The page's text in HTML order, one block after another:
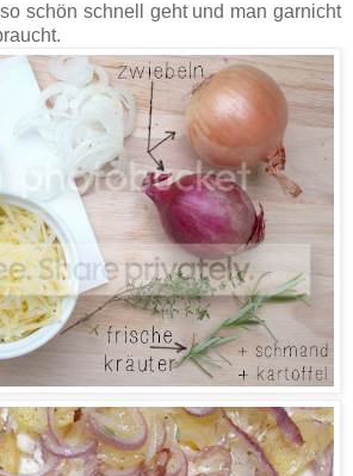
schön schnell geht und man garnicht